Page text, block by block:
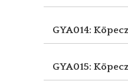
GYA014:
GYA015: